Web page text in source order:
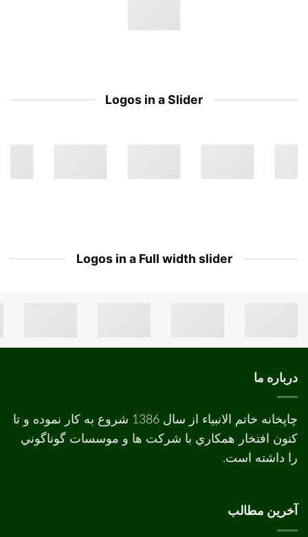
Logos in a Slider
Logos in a Full width slider
درباره ما
چاپخانه خاتم الانبیاء از سال 1386 شروع به کار نموده و تا
کنون افتخار همکاري با شرکت ها و موسسات گوناگوني
را داشته است.
آخرین مطالب